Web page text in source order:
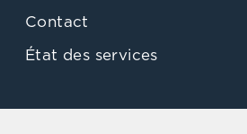
Contact
État des services